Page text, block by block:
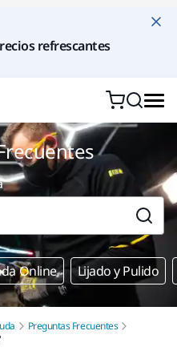
refrescantes
Online Lijado y Pulido
Preguntas Frecuentes